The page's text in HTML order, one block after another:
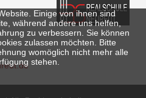
Einige von ihnen sind
während andere uns helfen,
zu verbessern. Sie können
zulassen möchten. Bitte
womöglich nicht mehr alle
stehen.